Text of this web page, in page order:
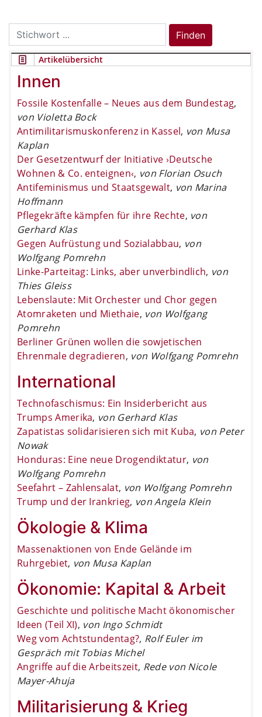
Search
for:
Finden
Artikelübersicht
Innen
Fossile Kostenfalle – Neues aus dem Bundestag,
von Violetta Bock
Antimilitarismuskonferenz in Kassel, von Musa
Kaplan
Der Gesetzentwurf der Initiative ›Deutsche
Wohnen & Co. enteignen‹, von Florian Osuch
Antifeminismus und Staatsgewalt, von Marina
Hoffmann
Pflegekräfte kämpfen für ihre Rechte, von
Gerhard Klas
Gegen Aufrüstung und Sozialabbau, von
Wolfgang Pomrehn
Linke-Parteitag: Links, aber unverbindlich, von
Thies Gleiss
Lebenslaute: Mit Orchester und Chor gegen
Atomraketen und Miethaie, von Wolfgang
Pomrehn
Berliner Grünen wollen die sowjetischen
Ehrenmale degradieren, von Wolfgang Pomrehn
International
Technofaschismus: Ein Insiderbericht aus
Trumps Amerika, von Gerhard Klas
Zapatistas solidarisieren sich mit Kuba, von Peter
Nowak
Honduras: Eine neue Drogendiktatur, von
Wolfgang Pomrehn
Seefahrt – Zahlensalat, von Wolfgang Pomrehn
Trump und der Irankrieg, von Angela Klein
Ökologie & Klima
Massenaktionen von Ende Gelände im
Ruhrgebiet, von Musa Kaplan
Ökonomie: Kapital & Arbeit
Geschichte und politische Macht ökonomischer
Ideen (Teil XI), von Ingo Schmidt
Weg vom Achtstundentag?, Rolf Euler im
Gespräch mit Tobias Michel
Angriffe auf die Arbeitszeit, Rede von Nicole
Mayer-Ahuja
Militarisierung & Krieg